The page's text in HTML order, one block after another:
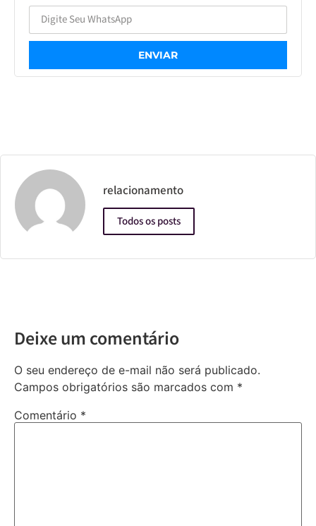
ENVIAR
relacionamento
Todos os posts
Deixe um comentário
O seu endereço de e-mail não será publicado.
Campos obrigatórios são marcados com *
Comentário *